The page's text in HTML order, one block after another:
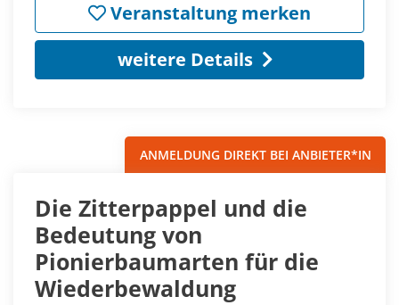
Veranstaltung merken
weitere Details
ANMELDUNG DIREKT BEI ANBIETER*IN
Die Zitterpappel und die
Bedeutung von
Pionierbaumarten für die
Wiederbewaldung